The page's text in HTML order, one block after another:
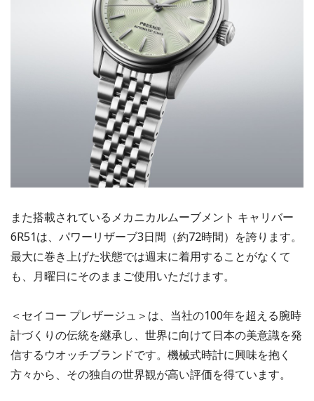
また搭載されているメカニカルムーブメント キャリバー
6R51は、パワーリザーブ3日間（約72時間）を誇ります。
最大に巻き上げた状態では週末に着用することがなくて
も、月曜日にそのままご使用いただけます。
＜セイコー プレザージュ＞は、当社の100年を超える腕時
計づくりの伝統を継承し、世界に向けて日本の美意識を発
信するウオッチブランドです。機械式時計に興味を抱く
方々から、その独自の世界観が高い評価を得ています。